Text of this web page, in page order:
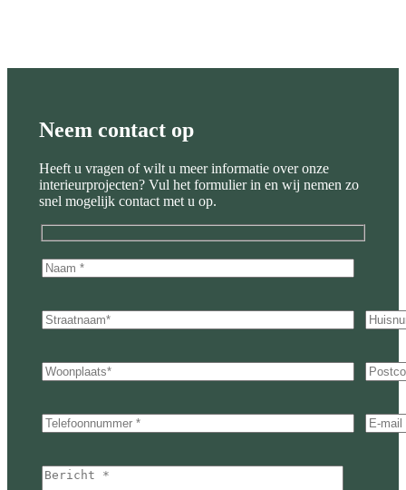
Neem contact op
Heeft u vragen of wilt u meer informatie over onze
interieurprojecten? Vul het formulier in en wij nemen zo
snel mogelijk contact met u op.